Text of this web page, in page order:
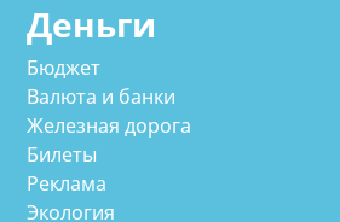
Деньги
Бюджет
Валюта и банки
Железная дорога
Билеты
Реклама
Экология